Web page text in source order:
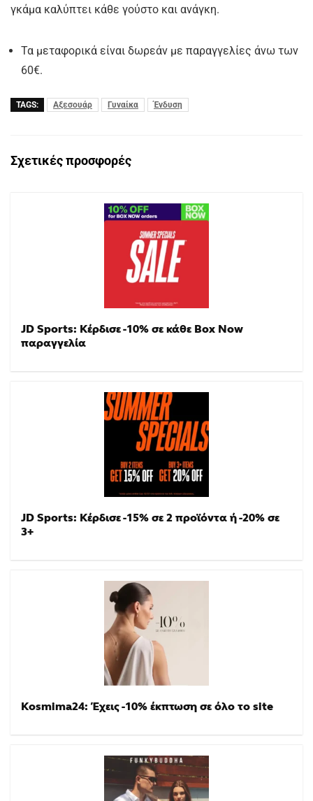
γκάμα καλύπτει κάθε γούστο και ανάγκη.
Τα μεταφορικά είναι δωρεάν με παραγγελίες άνω των
60€.
TAGS: Αξεσουάρ Γυναίκα Ένδυση
Σχετικές προσφορές
JD Sports: Κέρδισε -10% σε κάθε Box Now
παραγγελία
JD Sports: Κέρδισε -15% σε 2 προϊόντα ή -20% σε
3+
Kosmima24: Έχεις -10% έκπτωση σε όλο το site